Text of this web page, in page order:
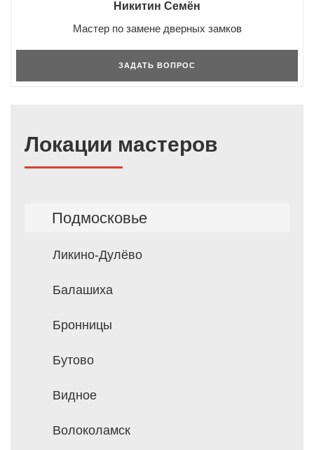
Никитин Семён
Мастер по замене дверных замков
ЗАДАТЬ ВОПРОС
Локации мастеров
Подмосковье
Ликино-Дулёво
Балашиха
Бронницы
Бутово
Видное
Волоколамск